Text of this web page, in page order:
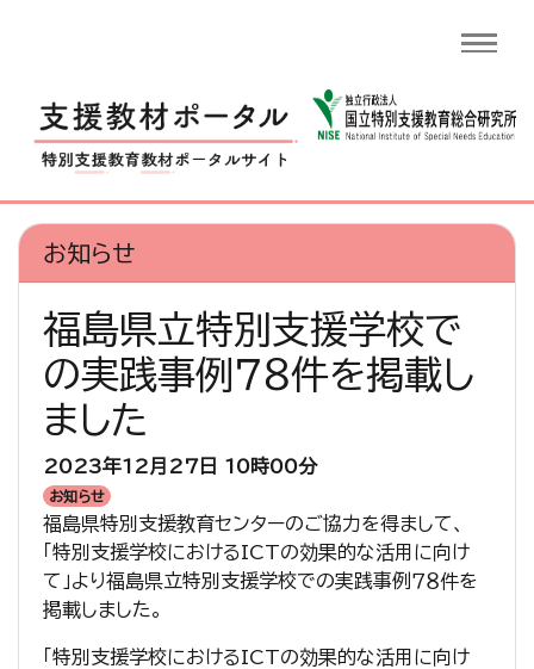
お知らせ
福島県立特別支援学校で
の実践事例７８件を掲載し
ました
2023年12月27日 10時00分
お知らせ
福島県特別支援教育センターのご協力を得まして、
「特別支援学校におけるICTの効果的な活用に向け
て」より福島県立特別支援学校での実践事例７８件を
掲載しました。
「特別支援学校におけるICTの効果的な活用に向け